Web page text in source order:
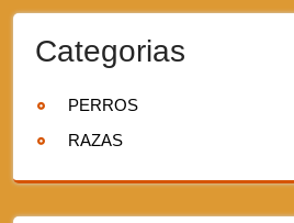
Categorias
PERROS
RAZAS